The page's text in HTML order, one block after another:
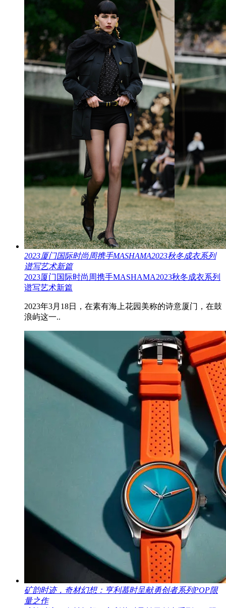
2023厦门国际时尚周携手MASHAMA2023秋冬成衣系列
谱写艺术新篇
2023厦门国际时尚周携手MASHAMA2023秋冬成衣系列
谱写艺术新篇
2023年3月18日，在素有海上花园美称的诗意厦门，在鼓
浪屿这一..
矿韵时迹，奇材幻想：亨利慕时呈献勇创者系列POP限
量之作